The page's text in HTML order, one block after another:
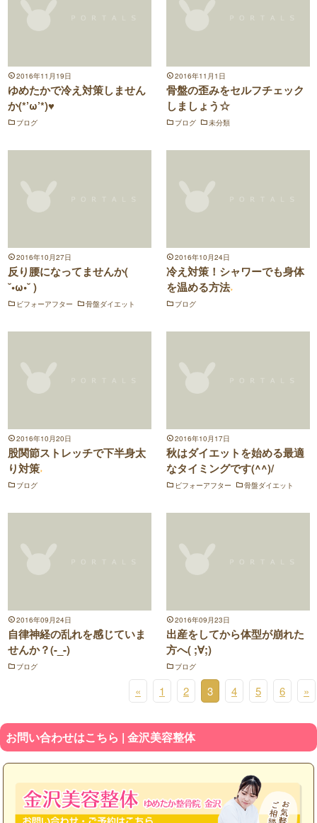
2016年11月19日
ゆめたかで冷え対策しません
か(*’ω’*)♥
ブログ
2016年11月1日
骨盤の歪みをセルフチェック
しましょう☆
ブログ 未分類
2016年10月27日
反り腰になってませんか(
˘•ω•˘ )
ビフォーアフター 骨盤ダイエット
2016年10月24日
冷え対策！シャワーでも身体
を温める方法
ブログ
2016年10月20日
股関節ストレッチで下半身太
り対策
ブログ
2016年10月17日
秋はダイエットを始める最適
なタイミングです(^^)/
ビフォーアフター 骨盤ダイエット
2016年09月24日
自律神経の乱れを感じていま
せんか？(-_-)
ブログ
2016年09月23日
出産をしてから体型が崩れた
方へ( ;∀;)
ブログ
« 1 2 3 4 5 6 »
お問い合わせはこちら | 金沢美容整体